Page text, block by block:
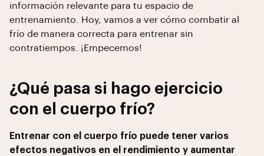
información relevante para tu espacio de
entrenamiento. Hoy, vamos a ver cómo combatir al
frío de manera correcta para entrenar sin
contratiempos. ¡Empecemos!
¿Qué pasa si hago ejercicio
con el cuerpo frío?
Entrenar con el cuerpo frío puede tener varios
efectos negativos en el rendimiento y aumentar